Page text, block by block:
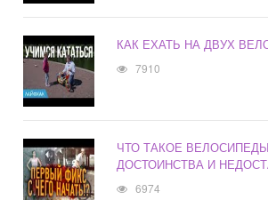
КАК ЕХАТЬ НА ДВУХ
7910
ЧТО ТАКОЕ
ДОСТОИНСТВА И
6974